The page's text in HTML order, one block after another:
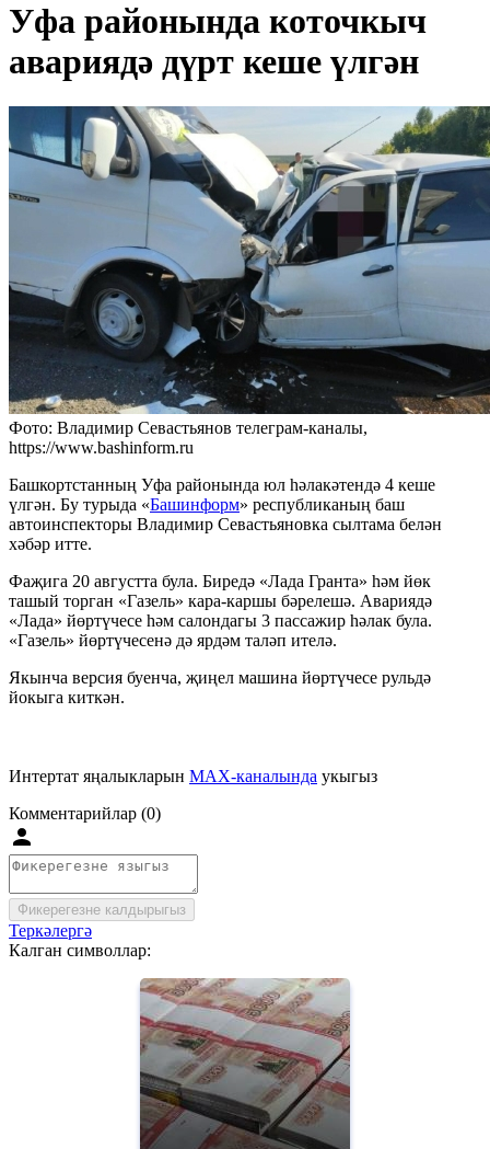
Уфа районында коточкыч
авариядә дүрт кеше үлгән
Фото: Владимир Севастьянов телеграм-каналы,
https://www.bashinform.ru
Башкортстанның Уфа районында юл һәлакәтендә 4 кеше
үлгән. Бу турыда «Башинформ» республиканың баш
автоинспекторы Владимир Севастьяновка сылтама белән
хәбәр итте.
Фаҗига 20 августта була. Биредә «Лада Гранта» һәм йөк
ташый торган «Газель» кара-каршы бәрелешә. Авариядә
«Лада» йөртүчесе һәм салондагы 3 пассажир һәлак була.
«Газель» йөртүчесенә дә ярдәм таләп ителә.
Якынча версия буенча, җиңел машина йөртүчесе рульдә
йокыга киткән.
Интертат яңалыкларын MAX-каналында укыгыз
Комментарийлар (0)
Фикерегезне калдырыгыз
Теркәлергә
Калган символлар: